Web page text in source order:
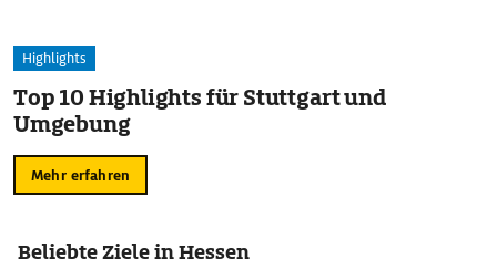
Highlights
Top 10 Highlights für Stuttgart und
Umgebung
Mehr erfahren
Beliebte Ziele in Hessen